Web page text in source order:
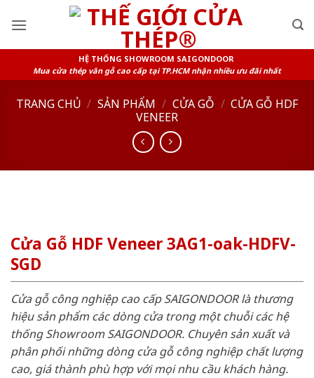
HỆ THỐNG SHOWROOM SAIGONDOOR
Mua cửa thép vân gỗ cao cấp tại TP.HCM nhận nhiều ưu đãi nhất
TRANG CHỦ / SẢN PHẨM / CỬA GỖ / CỬA GỖ HDF
VENEER
Cửa Gỗ HDF Veneer 3AG1-oak-HDFV-
SGD
Cửa gỗ công nghiệp cao cấp SAIGONDOOR là thương
hiệu sản phẩm các dòng cửa trong một chuỗi các hệ
thống Showroom SAIGONDOOR. Chuyên sản xuất và
phân phối những dòng cửa gỗ công nghiệp chất lượng
cao, giá thành phù hợp với mọi nhu cầu khách hàng.